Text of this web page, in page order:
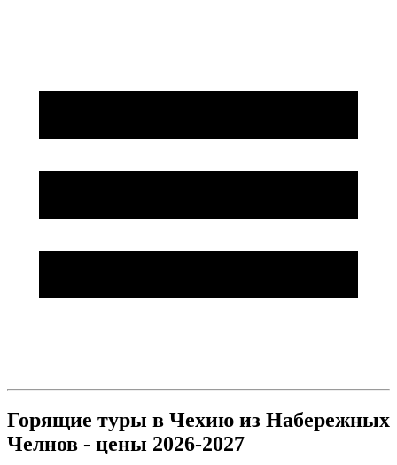
Горящие туры в Чехию из Набережных
Челнов - цены 2026-2027